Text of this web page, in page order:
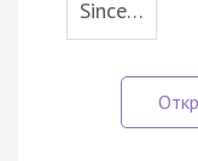
Since…